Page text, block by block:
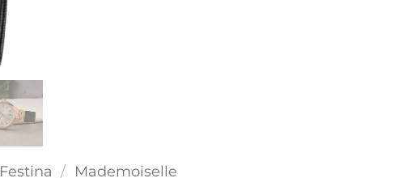
Festina / Mademoiselle